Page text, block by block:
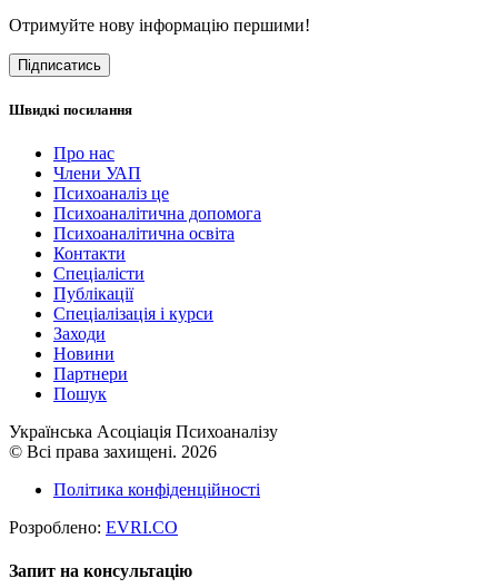
Отримуйте нову інформацію першими!
Підписатись
Швидкі посилання
Про нас
Члени УАП
Психоаналіз це
Психоаналітична допомога
Психоаналітична освіта
Контакти
Спеціалісти
Публікації
Cпеціалізація і курси
Заходи
Новини
Партнери
Пошук
Українська Асоціація Психоаналізу
© Всі права захищені. 2026
Політика конфіденційності
Розроблено: EVRI.CO
Запит на консультацію